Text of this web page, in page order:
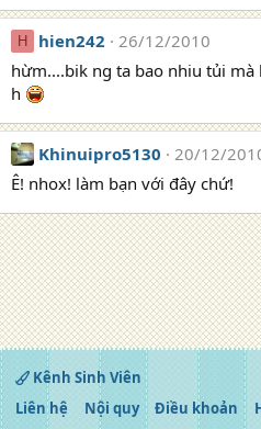
H hien242
26/12/2010
hừm....bik ng ta bao nhiu tủi mà
h
Khinuipro5130
20/12/
Ê! nhox! làm bạn với đây chứ!
Kênh Sinh Viên
Liên hệ
Nội quy Điều khoản